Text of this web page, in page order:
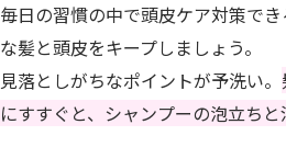
毎日の習慣の中で頭皮ケア対策で
な髪と頭皮をキープしましょう。
見落としがちなポイントが予洗い。
にすすぐと、シャンプーの泡立ちと